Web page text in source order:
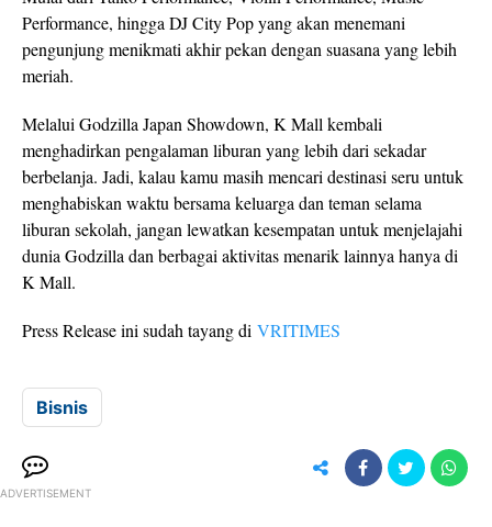
Performance, hingga DJ City Pop yang akan menemani
pengunjung menikmati akhir pekan dengan suasana yang lebih
meriah.
Melalui Godzilla Japan Showdown, K Mall kembali
menghadirkan pengalaman liburan yang lebih dari sekadar
berbelanja. Jadi, kalau kamu masih mencari destinasi seru untuk
menghabiskan waktu bersama keluarga dan teman selama
liburan sekolah, jangan lewatkan kesempatan untuk menjelajahi
dunia Godzilla dan berbagai aktivitas menarik lainnya hanya di
K Mall.
Press Release ini sudah tayang di VRITIMES
Bisnis
ADVERTISEMENT